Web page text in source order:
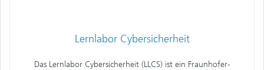
Lernlabor Cybersicherheit
Das Lernlabor Cybersicherheit (LLCS) ist ein Fraunhofer-